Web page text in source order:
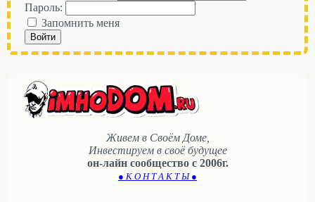
Пароль:
Запомнить меня
Войти
Живем в Своём Доме,
Инвестируем в своё будущее
он-лайн сообщество с 2006г.
● К О Н Т А К Т Ы ●